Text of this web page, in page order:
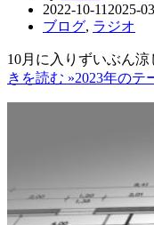
2022-10-11 2025-
ブログ, ラジオ
10月に入りずいぶん
きを読む »2023年のテ